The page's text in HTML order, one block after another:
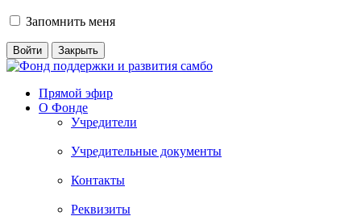
Запомнить меня
Прямой эфир
О Фонде
Учредители
Учредительные документы
Контакты
Реквизиты